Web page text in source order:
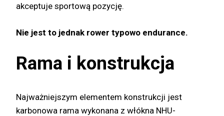
akceptuje sportową pozycję.
Nie jest to jednak rower typowo endurance.
Rama i konstrukcja
Najważniejszym elementem konstrukcji jest
karbonowa rama wykonana z włókna NHU-